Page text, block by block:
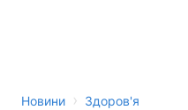
Новини › Здоров'я